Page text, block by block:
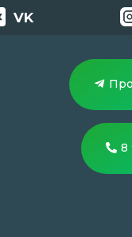
VK
8